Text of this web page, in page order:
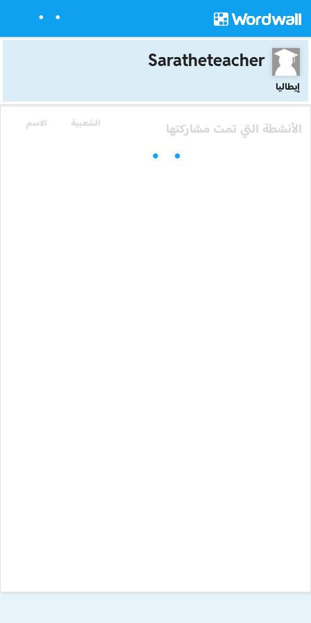
Saratheteacher
إيطاليا
الشعبية الاسم الأنشطة التي تمت مشاركتها